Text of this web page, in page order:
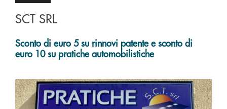
SCT SRL
Sconto di euro 5 su rinnovi patente e sconto di
euro 10 su pratiche automobilistiche